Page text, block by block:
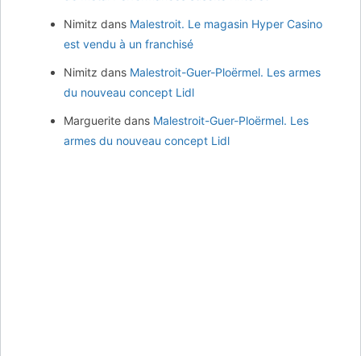
Nimitz dans Malestroit. Le magasin Hyper Casino
est vendu à un franchisé
Nimitz dans Malestroit-Guer-Ploërmel. Les armes
du nouveau concept Lidl
Marguerite dans Malestroit-Guer-Ploërmel. Les
armes du nouveau concept Lidl